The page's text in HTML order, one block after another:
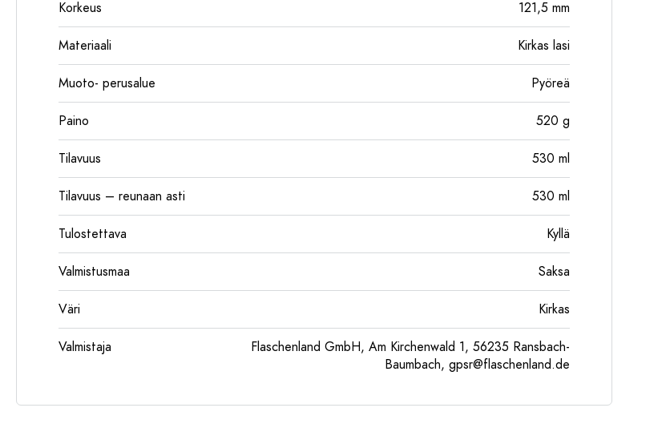
Korkeus 121,5 mm
Materiaali Kirkas lasi
Muoto- perusalue Pyöreä
Paino 520 g
Tilavuus 530 ml
Tilavuus – reunaan asti 530 ml
Tulostettava Kyllä
Valmistusmaa Saksa
Väri Kirkas
Valmistaja
Flaschenland GmbH, Am Kirchenwald 1, 56235 Ransbach-
Baumbach, gpsr@flaschenland.de